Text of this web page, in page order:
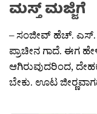
ಮಸ್ತ್ ಮಜ್ಜಿಗೆ
– ಸಂಜೀವ್ ಹೆಚ್. ಎಸ್.
ಪ್ರಾಚೀನ ಗಾದೆ. ಈಗ
ಆಗಿರುವುದರಿಂದ,
ಬೇಕು. ಊಟ